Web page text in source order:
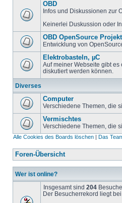
OBD
Infos und Diskussionen zur
Keinerlei Duskussion oder
OBD OpenSource Projekt
Entwicklung von
Elektrobasteln, µC
Auf meiner Webseite gibt
diskutiert werden können.
Diverses
Computer
Verschiedene Themen, die
Vermischtes
Verschiedene Themen, die
Alle Cookies des Boards löschen | Das
Foren-Übersicht
Wer ist online?
Insgesamt sind 204
Der Besucherrekord liegt bei